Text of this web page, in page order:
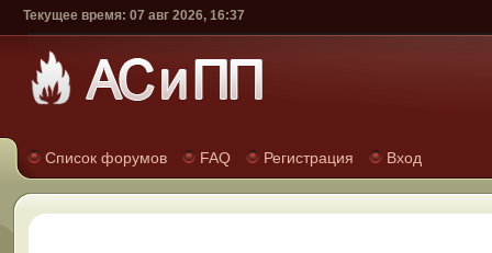
Текущее время: 07 авг 2026, 16:37
Список форумов FAQ Регистрация Вход